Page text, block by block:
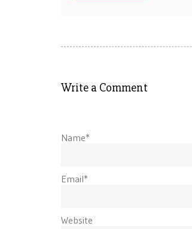
Write a Comment
Name*
Email*
Website